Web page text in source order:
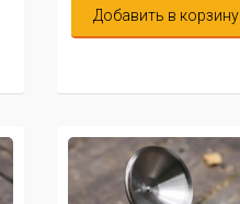
Добавить в корзину